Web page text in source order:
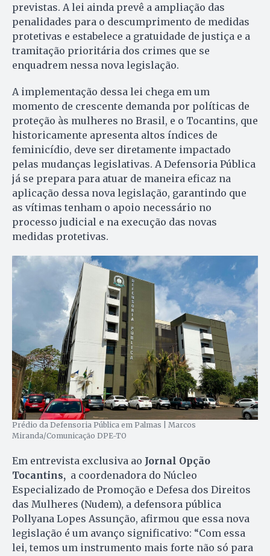
previstas. A lei ainda prevê a ampliação das
penalidades para o descumprimento de medidas
protetivas e estabelece a gratuidade de justiça e a
tramitação prioritária dos crimes que se
enquadrem nessa nova legislação.
A implementação dessa lei chega em um
momento de crescente demanda por políticas de
proteção às mulheres no Brasil, e o Tocantins, que
historicamente apresenta altos índices de
feminicídio, deve ser diretamente impactado
pelas mudanças legislativas. A Defensoria Pública
já se prepara para atuar de maneira eficaz na
aplicação dessa nova legislação, garantindo que
as vítimas tenham o apoio necessário no
processo judicial e na execução das novas
medidas protetivas.
Prédio da Defensoria Pública em Palmas | Marcos
Miranda/Comunicação DPE-TO
Em entrevista exclusiva ao Jornal Opção
Tocantins, a coordenadora do Núcleo
Especializado de Promoção e Defesa dos Direitos
das Mulheres (Nudem), a defensora pública
Pollyana Lopes Assunção, afirmou que essa nova
legislação é um avanço significativo: “Com essa
lei, temos um instrumento mais forte não só para